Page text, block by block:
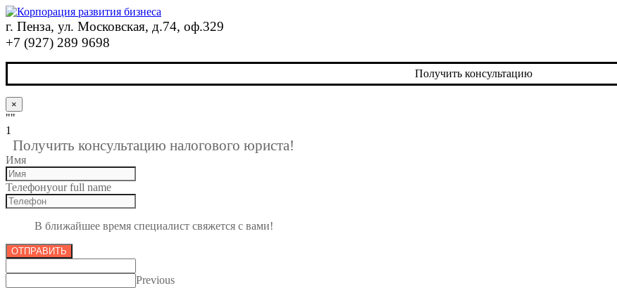
г. Пенза, ул. Московская, д.74, оф.329
+7 (927) 289 9698
Получить консультацию
×
""
1
Получить консультацию налогового юриста!
Имя
Телефонyour full name
В ближайшее время специалист свяжется с вами!
ОТПРАВИТЬ
Previous